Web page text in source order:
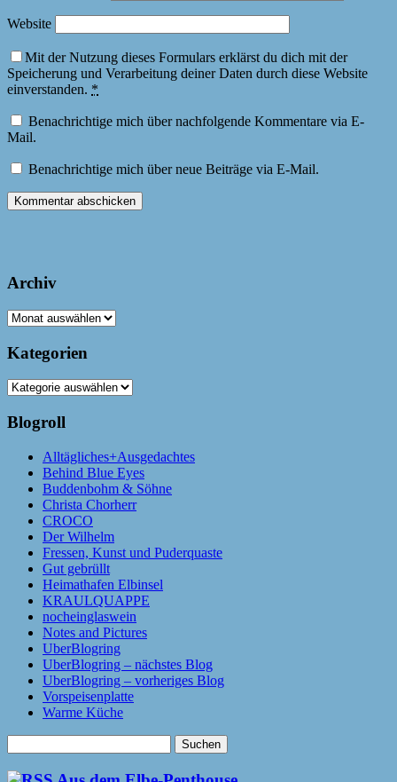
Website
Mit der Nutzung dieses Formulars erklärst du dich mit der
Speicherung und Verarbeitung deiner Daten durch diese Website
einverstanden. *
Benachrichtige mich über nachfolgende Kommentare via E-
Mail.
Benachrichtige mich über neue Beiträge via E-Mail.
Archiv
Archiv
Kategorien
Kategorien
Blogroll
Alltägliches+Ausgedachtes
Behind Blue Eyes
Buddenbohm & Söhne
Christa Chorherr
CROCO
Der Wilhelm
Fressen, Kunst und Puderquaste
Gut gebrüllt
Heimathafen Elbinsel
KRAULQUAPPE
nocheinglaswein
Notes and Pictures
UberBlogring
UberBlogring – nächstes Blog
UberBlogring – vorheriges Blog
Vorspeisenplatte
Warme Küche
nach: